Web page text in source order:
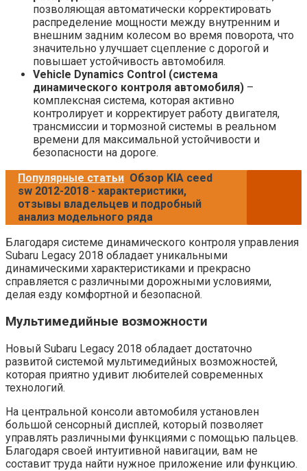
позволяющая автоматически корректировать
распределение мощности между внутренним и
внешним задним колесом во время поворота, что
значительно улучшает сцепление с дорогой и
повышает устойчивость автомобиля.
Vehicle Dynamics Control (система
динамического контроля автомобиля) –
комплексная система, которая активно
контролирует и корректирует работу двигателя,
трансмиссии и тормозной системы в реальном
времени для максимальной устойчивости и
безопасности на дороге.
Популярные статьи Обзор KIA ceed
sw 2012-2018 - характеристики,
отзывы владельцев и подробный
анализ модельного ряда
Благодаря системе динамического контроля управления
Subaru Legacy 2018 обладает уникальными
динамическими характеристиками и прекрасно
справляется с различными дорожными условиями,
делая езду комфортной и безопасной.
Мультимедийные возможности
Новый Subaru Legacy 2018 обладает достаточно
развитой системой мультимедийных возможностей,
которая приятно удивит любителей современных
технологий.
На центральной консоли автомобиля установлен
большой сенсорный дисплей, который позволяет
управлять различными функциями с помощью пальцев.
Благодаря своей интуитивной навигации, вам не
составит труда найти нужное приложение или функцию.